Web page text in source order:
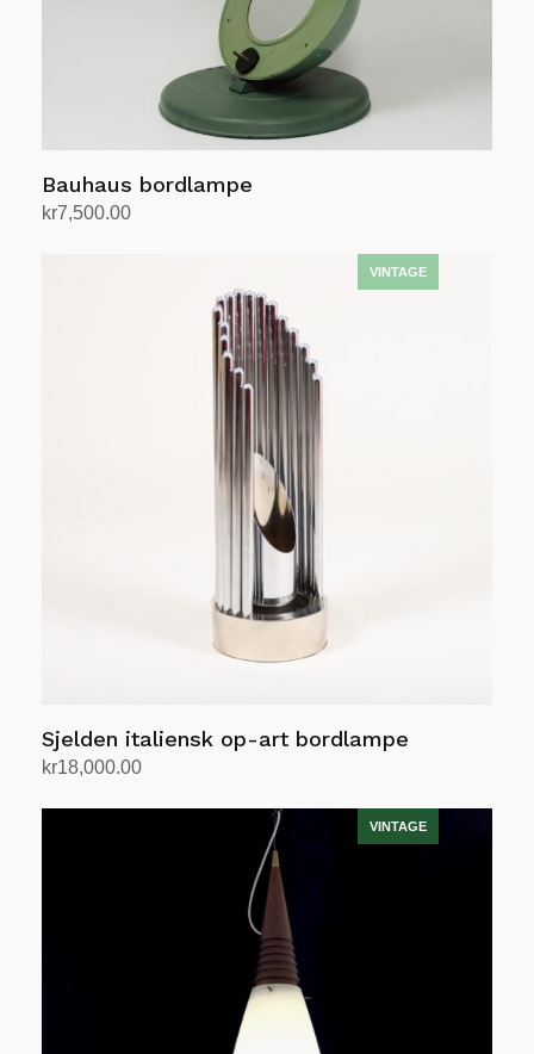
Bauhaus bordlampe
kr7,500.00
Sjelden italiensk op-art bordlampe
kr18,000.00